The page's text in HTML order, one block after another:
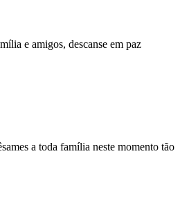
e amigos, descanse em paz
a toda família neste momento tão